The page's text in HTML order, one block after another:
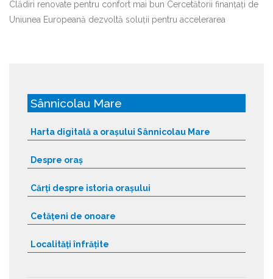
Clădiri renovate pentru confort mai bun Cercetătorii finanțați de
Uniunea Europeană dezvoltă soluții pentru accelerarea
Sânnicolau Mare
Harta digitală a orașului Sânnicolau Mare
Despre oraș
Cărți despre istoria orașului
Cetățeni de onoare
Localități înfrățite